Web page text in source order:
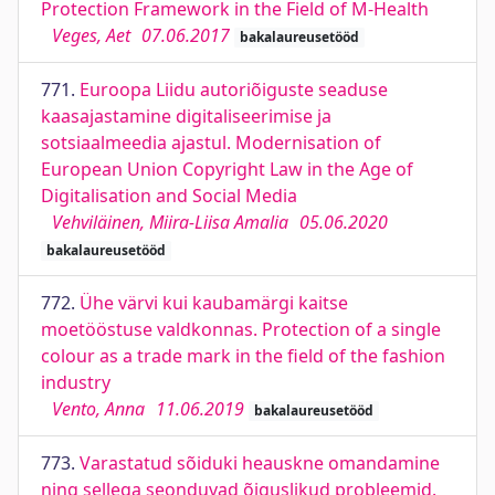
Protection Framework in the Field of M-Health
Veges, Aet 07.06.2017 bakalaureusetööd
771. Euroopa Liidu autoriõiguste seaduse
kaasajastamine digitaliseerimise ja
sotsiaalmeedia ajastul. Modernisation of
European Union Copyright Law in the Age of
Digitalisation and Social Media
Vehviläinen, Miira-Liisa Amalia 05.06.2020
bakalaureusetööd
772. Ühe värvi kui kaubamärgi kaitse
moetööstuse valdkonnas. Protection of a single
colour as a trade mark in the field of the fashion
industry
Vento, Anna 11.06.2019 bakalaureusetööd
773. Varastatud sõiduki heauskne omandamine
ning sellega seonduvad õiguslikud probleemid.